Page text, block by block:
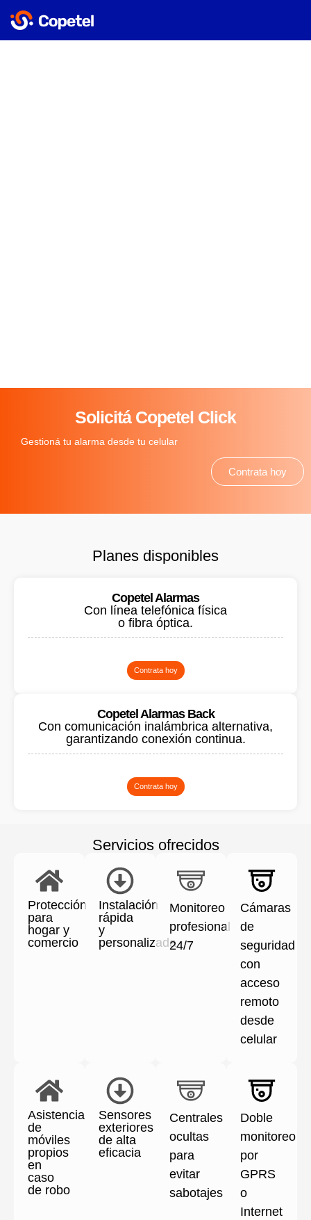
Solicitá Copetel Click
Gestioná tu alarma desde tu celular
Contrata hoy
Planes disponibles
Copetel Alarmas
Con línea telefónica física
o fibra óptica.
Contrata hoy
Copetel Alarmas Back
Con comunicación inalámbrica alternativa,
garantizando conexión continua.
Contrata hoy
Servicios ofrecidos
Protección
para
hogar y
comercio
Instalación
rápida
y
personalizada
Monitoreo
profesional
24/7
Cámaras
de
seguridad
con
acceso
remoto
desde
celular
Asistencia
de
móviles
propios
en
caso
de robo
Sensores
exteriores
de alta
eficacia
Centrales
ocultas
para
evitar
sabotajes
Doble
monitoreo
por
GPRS
o
Internet